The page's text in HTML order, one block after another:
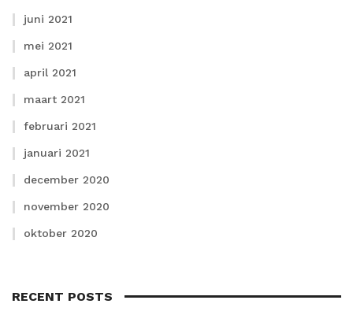
juni 2021
mei 2021
april 2021
maart 2021
februari 2021
januari 2021
december 2020
november 2020
oktober 2020
RECENT POSTS